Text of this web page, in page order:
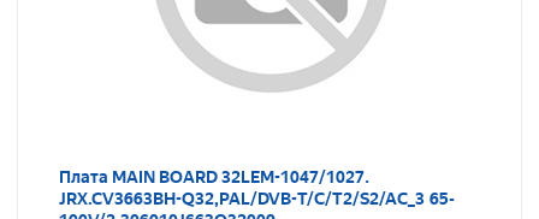
Плата MAIN BOARD 32LEM-1047/1027.
JRX.CV3663BH-Q32,PAL/DVB-T/C/T2/S2/AC_3 65-